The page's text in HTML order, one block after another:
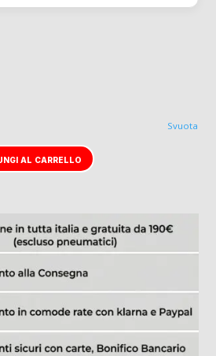
Svuota
al carrello